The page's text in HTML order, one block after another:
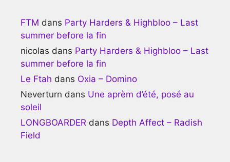
FTM dans Party Harders & Highbloo – Last
summer before la fin
nicolas dans Party Harders & Highbloo – Last
summer before la fin
Le Ftah dans Oxia – Domino
Neverturn dans Une aprèm d’été, posé au
soleil
LONGBOARDER dans Depth Affect – Radish
Field